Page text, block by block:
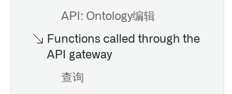
API: Ontology编辑
Functions called through the
API gateway
查询